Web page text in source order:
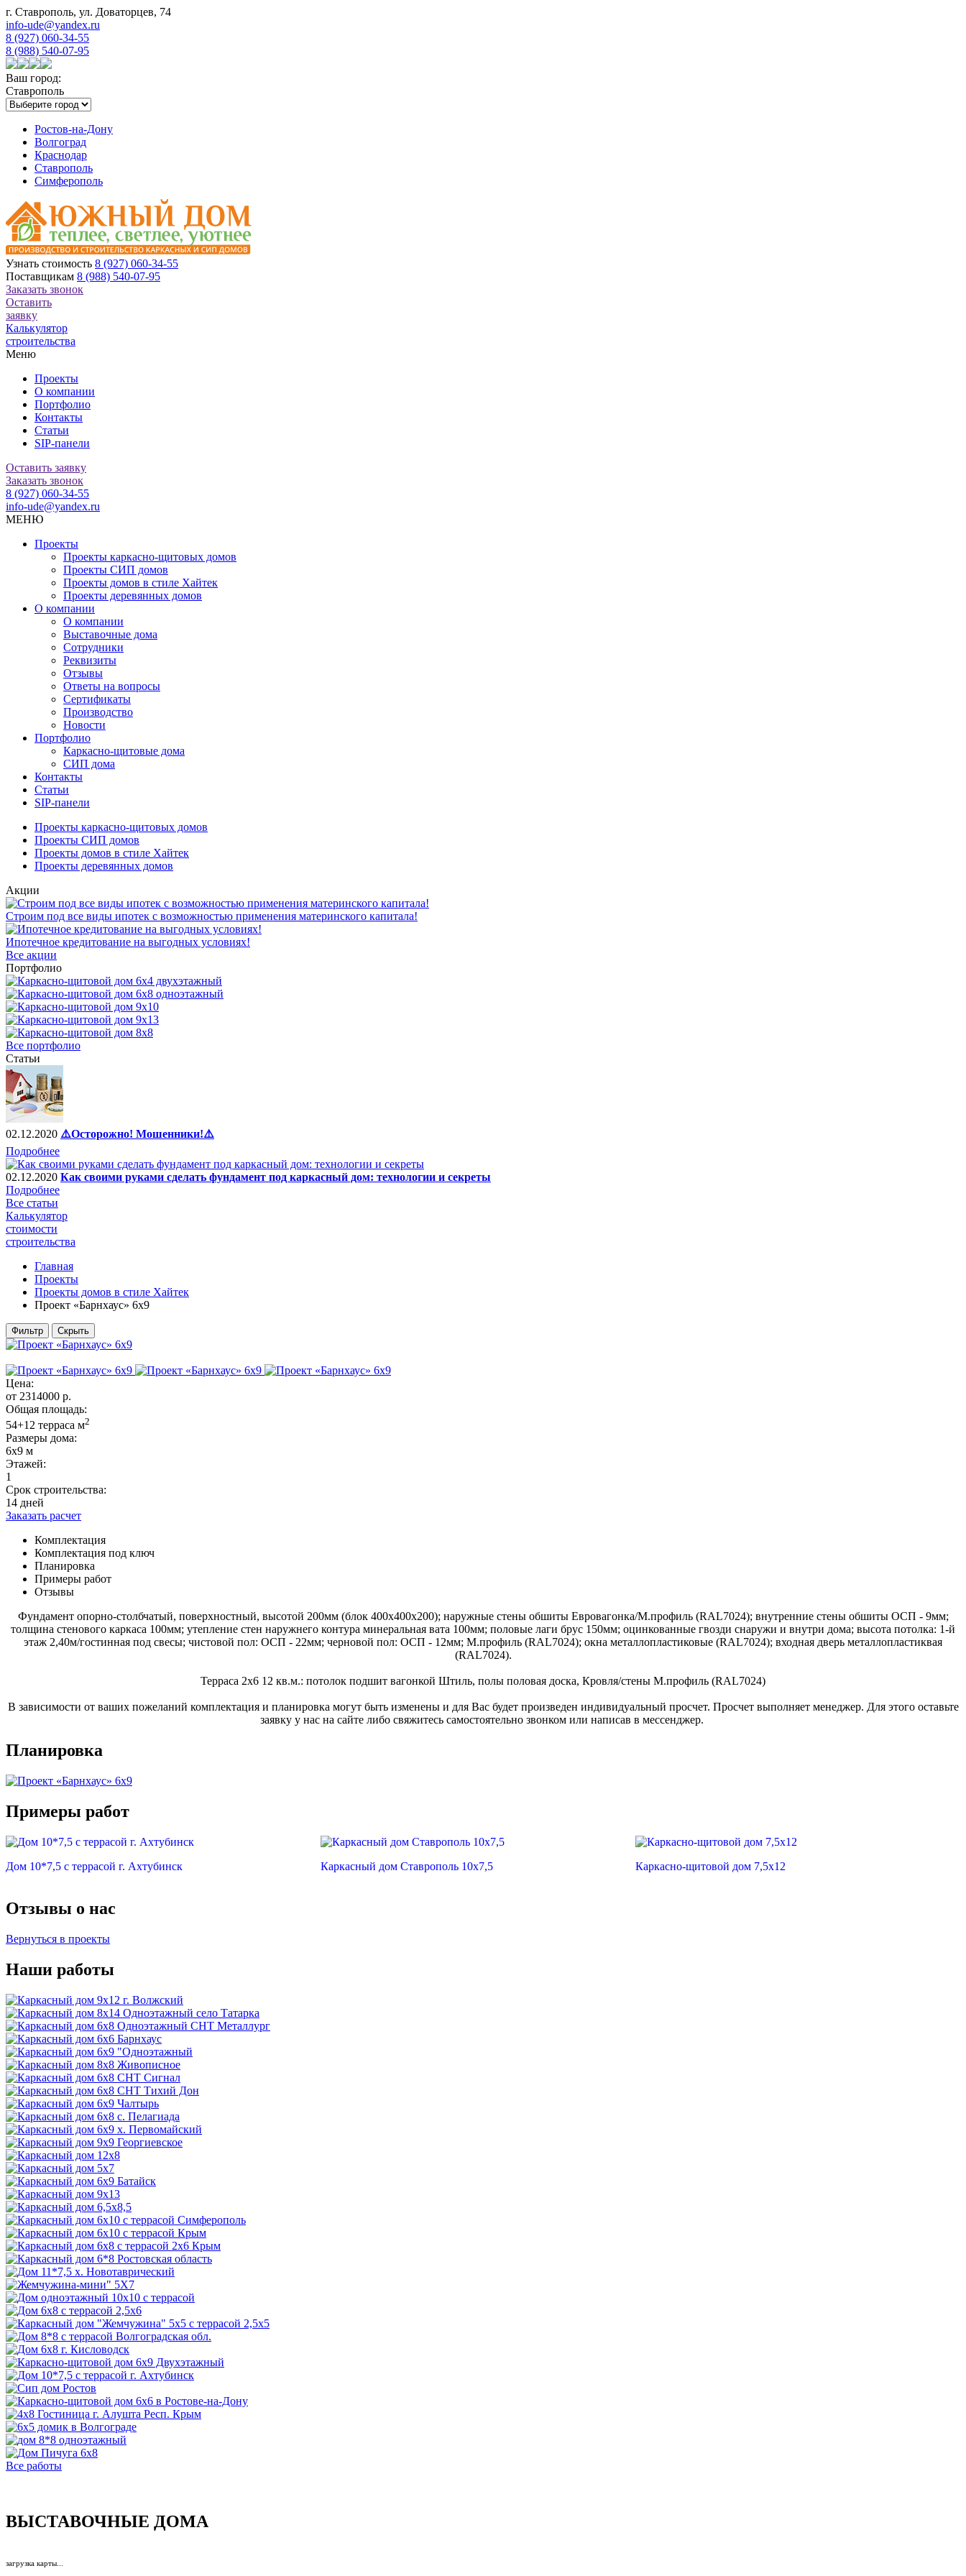
г. Ставрополь, ул. Доваторцев, 74
info-ude@yandex.ru
8 (927) 060-34-55
8 (988) 540-07-95
Ваш город:
Ставрополь
Ростов-на-Дону
Волгоград
Краснодар
Ставрополь
Симферополь
Узнать стоимость 8 (927) 060-34-55
Поставщикам 8 (988) 540-07-95
Заказать звонок
Оставить
заявку
Калькулятор
строительства
Меню
Проекты
О компании
Портфолио
Контакты
Статьи
SIP-панели
Оставить заявку
Заказать звонок
8 (927) 060-34-55
info-ude@yandex.ru
МЕНЮ
Проекты
Проекты каркасно-щитовых домов
Проекты СИП домов
Проекты домов в стиле Хайтек
Проекты деревянных домов
О компании
О компании
Выставочные дома
Сотрудники
Реквизиты
Отзывы
Ответы на вопросы
Сертификаты
Производство
Новости
Портфолио
Каркасно-щитовые дома
СИП дома
Контакты
Статьи
SIP-панели
Проекты каркасно-щитовых домов
Проекты СИП домов
Проекты домов в стиле Хайтек
Проекты деревянных домов
Акции
Строим под все виды ипотек с возможностью применения материнского капитала!
Ипотечное кредитование на выгодных условиях!
Все акции
Портфолио
Все портфолио
Статьи
02.12.2020 ⚠️Осторожно! Мошенники!⚠️
Подробнее
02.12.2020 Как своими руками сделать фундамент под каркасный дом: технологии и секреты
Подробнее
Все статьи
Калькулятор
стоимости
строительства
Главная
Проекты
Проекты домов в стиле Хайтек
Проект «Барнхаус» 6x9
Фильтр Скрыть
Цена:
от 2314000 р.
Общая площадь:
54+12 терраса м2
Размеры дома:
6х9 м
Этажей:
1
Срок строительства:
14 дней
Заказать расчет
Комплектация
Комплектация под ключ
Планировка
Примеры работ
Отзывы
Фундамент опорно-столбчатый, поверхностный, высотой 200мм (блок 400х400х200); наружные стены обшиты Евровагонка/М.профиль (RAL7024); внутренние стены обшиты ОСП - 9мм;
толщина стенового каркаса 100мм; утепление стен наружнего контура минеральная вата 100мм; половые лаги брус 150мм; оцинкованные гвозди снаружи и внутри дома; высота потолка: 1-й
этаж 2,40м/гостинная под свесы; чистовой пол: ОСП - 22мм; черновой пол: ОСП - 12мм; М.профиль (RAL7024); окна металлопластиковые (RAL7024); входная дверь металлопластиквая
(RAL7024).
Терраса 2х6 12 кв.м.: потолок подшит вагонкой Штиль, полы половая доска, Кровля/стены М.профиль (RAL7024)
В зависимости от ваших пожеланий комплектация и планировка могут быть изменены и для Вас будет произведен индивидуальный просчет. Просчет выполняет менеджер. Для этого оставьте
заявку у нас на сайте либо свяжитесь самостоятельно звонком или написав в мессенджер.
Планировка
Примеры работ
Дом 10*7,5 с террасой г. Ахтубинск Каркасный дом Ставрополь 10х7,5 Каркасно-щитовой дом 7,5х12
Отзывы о нас
Вернуться в проекты
Наши работы
Все работы
ВЫСТАВОЧНЫЕ ДОМА
загрузка карты...